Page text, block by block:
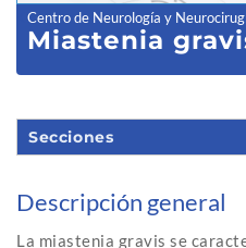
Centro de Neurología y
Miastenia
Secciones
Descripción general
La miastenia gravis se